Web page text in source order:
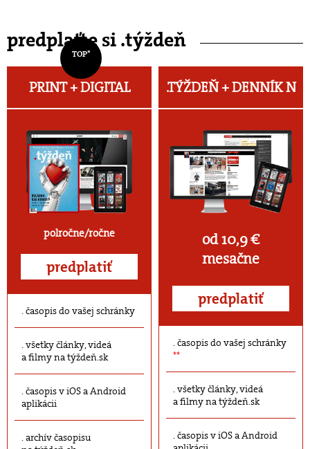
predplaťte si .týždeň
TOP*
PRINT + DIGITAL
polročne/ročne
predplatiť
časopis do vašej schránky
všetky články, videá
a filmy na týždeň.sk
časopis v iOS a Android
aplikácii
archív časopisu
.TÝŽDEŇ +DENNÍK N
od 10,9 €
mesačne
predplatiť
časopis do vašej schránky
**
všetky články, videá
a filmy na týždeň.sk
časopis v iOS a Android